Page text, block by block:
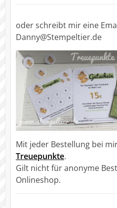
oder schreibt mir eine
Danny@Stempeltier.de
Mit jeder Bestellung bei
Treuepunkte.
Gilt nicht für anonyme
Onlineshop.